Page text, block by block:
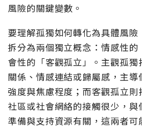
風險的關鍵變數。
要理解孤獨如何轉化為具體風險
拆分為兩個獨立概念：情感性的
會性的「客觀孤立」。主觀孤
關係、情感連結或歸屬感，主導
強度與焦慮程度；而客觀孤立則
社區或社會網絡的接觸很少，與
準備與支持資源有關，這兩者可